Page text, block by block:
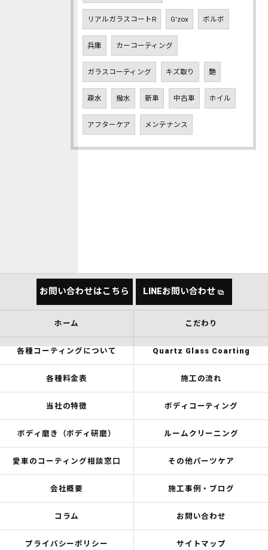
リアルガラスコートR G'zox ボルボ
兵庫 カーコーティング
ガラスコーティング キズ取り 艶
疎水 撥水 新車 中古車 ホイル
アフターケア メンテナンス
お問い合わせはこちら LINEお問い合わせ
ホーム こだわり
各種コーティングについて Quartz Glass Coarting
各種料金表 施工の流れ
当社の特徴 ボディコーティング
ボディ磨き（ボディ研磨） ルームクリーニング
愛車のコーティング相談窓口 その他パーツケア
会社概要 施工事例・ブログ
コラム お問い合わせ
プライバシーポリシー サイトマップ